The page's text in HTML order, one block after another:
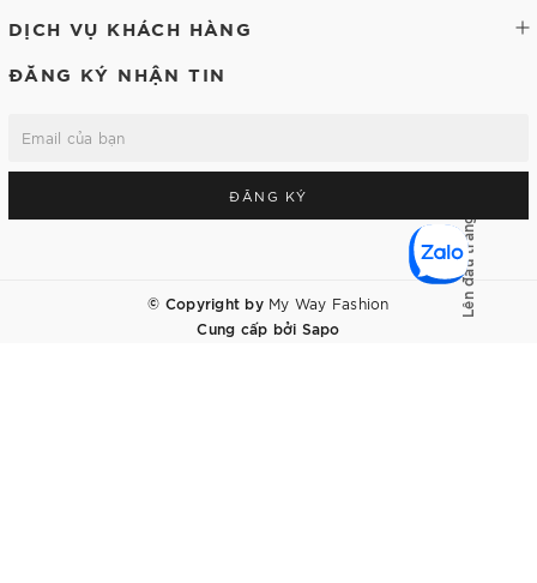
DỊCH VỤ KHÁCH HÀNG
ĐĂNG KÝ NHẬN TIN
ĐĂNG KÝ
© Copyright by My Way Fashion
Cung cấp bởi Sapo
Lên đầu trang